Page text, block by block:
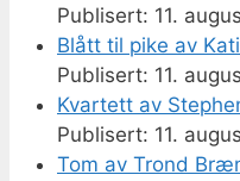
11.
Blått til pike av
11.
Kvartett av
11.
Tom av Trond